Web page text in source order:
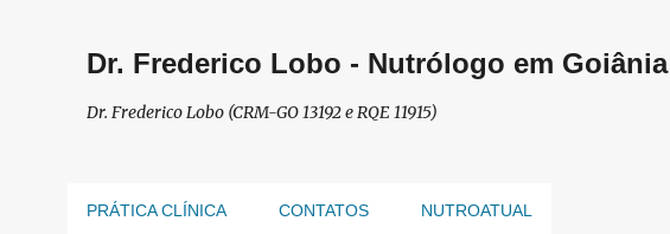
Dr. Frederico Lobo - Nutrólogo em Goiânia
Dr. Frederico Lobo (CRM-GO 13192 e RQE 11915)
PRÁTICA CLÍNICA CONTATOS NUTROATUAL